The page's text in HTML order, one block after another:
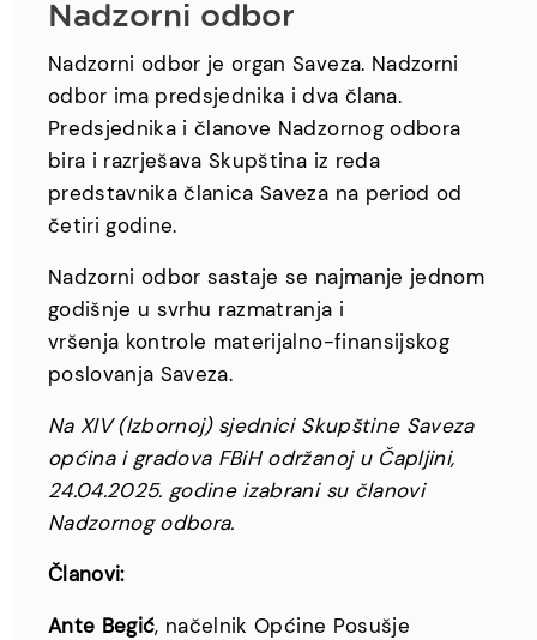
are
here
Nadzorni odbor
Nadzorni odbor je organ Saveza. Nadzorni
odbor ima predsjednika i dva člana.
Predsjednika i članove Nadzornog odbora
bira i razrješava Skupština iz reda
predstavnika članica Saveza na period od
četiri godine.
Nadzorni odbor sastaje se najmanje jednom
godišnje u svrhu razmatranja i
vršenja kontrole materijalno-finansijskog
poslovanja Saveza.
Na XIV (Izbornoj) sjednici Skupštine Saveza
općina i gradova FBiH održanoj u Čapljini,
24.04.2025. godine izabrani su članovi
Nadzornog odbora.
Članovi:
Ante Begić, načelnik Općine Posušje